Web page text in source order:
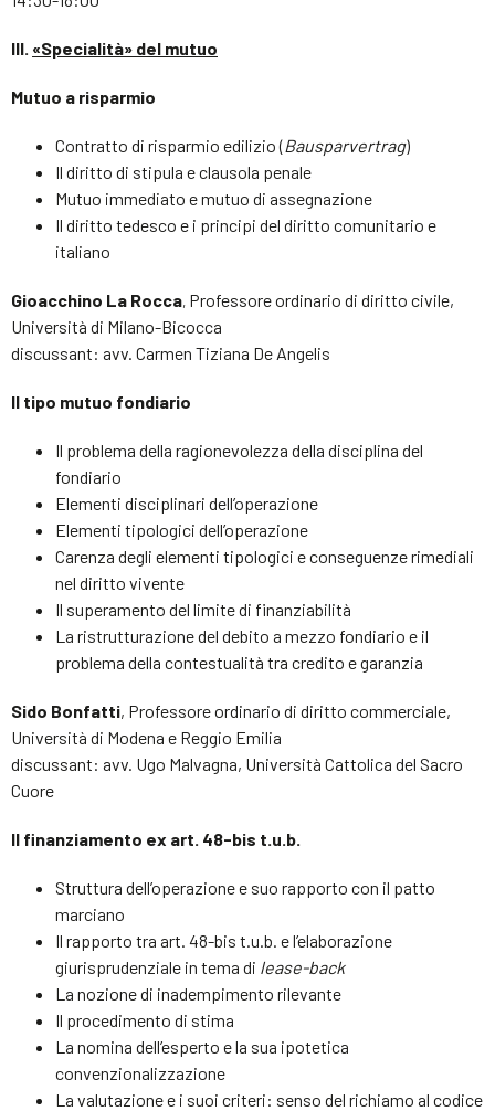
III. «Specialità» del mutuo
Mutuo a risparmio
Contratto di risparmio edilizio (Bausparvertrag)
Il diritto di stipula e clausola penale
Mutuo immediato e mutuo di assegnazione
Il diritto tedesco e i principi del diritto comunitario e
italiano
Gioacchino La Rocca, Professore ordinario di diritto civile,
Università di Milano-Bicocca
discussant: avv. Carmen Tiziana De Angelis
Il tipo mutuo fondiario
Il problema della ragionevolezza della disciplina del
fondiario
Elementi disciplinari dell’operazione
Elementi tipologici dell’operazione
Carenza degli elementi tipologici e conseguenze rimediali
nel diritto vivente
Il superamento del limite di finanziabilità
La ristrutturazione del debito a mezzo fondiario e il
problema della contestualità tra credito e garanzia
Sido Bonfatti, Professore ordinario di diritto commerciale,
Università di Modena e Reggio Emilia
discussant: avv. Ugo Malvagna, Università Cattolica del Sacro
Cuore
Il finanziamento ex art. 48-bis t.u.b.
Struttura dell’operazione e suo rapporto con il patto
marciano
Il rapporto tra art. 48-bis t.u.b. e l’elaborazione
giurisprudenziale in tema di lease-back
La nozione di inadempimento rilevante
Il procedimento di stima
La nomina dell’esperto e la sua ipotetica
convenzionalizzazione
La valutazione e i suoi criteri: senso del richiamo al codice